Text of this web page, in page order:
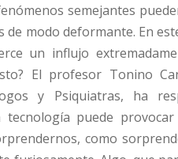
semejantes
de modo deformante. En
un influjo
El profesor Tonino
y Psiquiatras, ha
puede
como